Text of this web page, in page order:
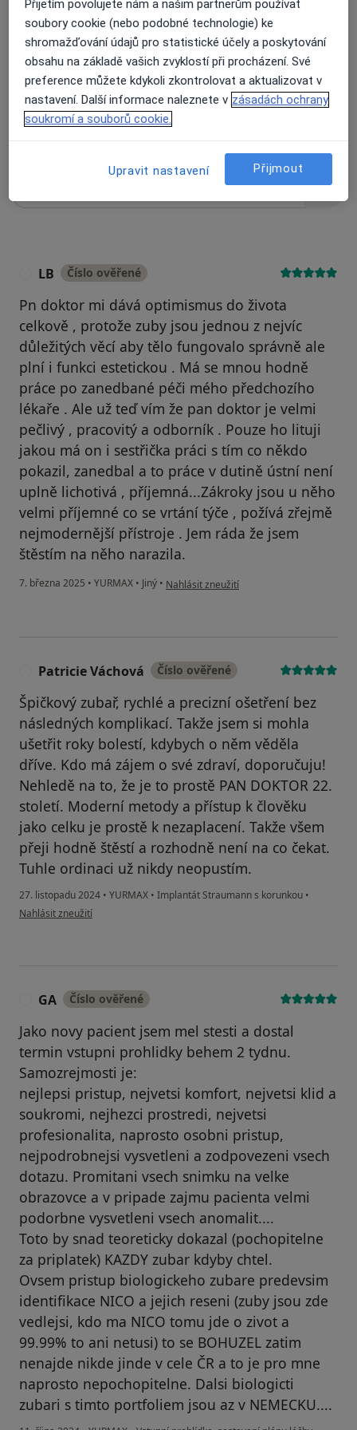
Recenze pacientů jsou pro nás důležité.
Specialisté nemají možnost zaplatit za
odstranění nebo změnu recenze pacienta.
Další informace. Další informace o názorech
Hledejte v názorech
LB Číslo ověřené
Pn doktor mi dává optimismus do života
celkově , protože zuby jsou jednou z nejvíc
důležitých věcí aby tělo fungovalo správně ale
plní i funkci estetickou . Má se mnou hodně
práce po zanedbané péči mého předchozího
lékaře . Ale už teď vím že pan doktor je velmi
pečlivý , pracovitý a odborník . Pouze ho lituji
jakou má on i sestřička práci s tím co někdo
pokazil, zanedbal a to práce v dutině ústní není
uplně lichotivá , příjemná...Zákroky jsou u něho
velmi příjemné co se vrtání týče , požívá zřejmě
nejmodernější přístroje . Jem ráda že jsem
štěstím na něho narazila.
7. března 2025 • YURMAX • Jiný • podle názoru uživatele LB
Nahlásit zneužití
Patricie Váchová Číslo ověřené
Špičkový zubař, rychlé a precizní ošetření bez
následných komplikací. Takže jsem si mohla
ušetřit roky bolestí, kdybych o něm věděla
dříve. Kdo má zájem o své zdraví, doporučuju!
Nehledě na to, že je to prostě PAN DOKTOR 22.
století. Moderní metody a přístup k člověku
jako celku je prostě k nezaplacení. Takže všem
přeji hodně štěstí a rozhodně není na co čekat.
Tuhle ordinaci už nikdy neopustím.
27. listopadu 2024 • YURMAX • Implantát Straumann s korunkou •
podle názoru uživatele Patricie Váchová
Nahlásit zneužití
GA Číslo ověřené
Jako novy pacient jsem mel stesti a dostal
termin vstupni prohlidky behem 2 tydnu.
Samozrejmosti je:
nejlepsi pristup, nejvetsi komfort, nejvetsi klid a
soukromi, nejhezci prostredi, nejvetsi
profesionalita, naprosto osobni pristup,
nejpodrobnejsi vysvetleni a zodpovezeni vsech
dotazu. Promitani vsech snimku na velke
obrazovce a v pripade zajmu pacienta velmi
podorbne vysvetleni vsech anomalit....
Toto by snad teoreticky dokazal (pochopitelne
za priplatek) KAZDY zubar kdyby chtel.
Ovsem pristup biologickeho zubare predevsim
identifikace NICO a jejich reseni (zuby jsou zde
vedlejsi, kdo ma NICO tomu jde o zivot a
99.99% to ani netusi) to se BOHUZEL zatim
nenajde nikde jinde v cele ČR a to je pro mne
naprosto nepochopitelne. Dalsi biologicti
zubari s timto portfoliem jsou az v NEMECKU....
Přijetím povolujete nám a našim partnerům používat
soubory cookie (nebo podobné technologie) ke
shromažďování údajů pro statistické účely a poskytování
obsahu na základě vašich zvyklostí při procházení. Své
preference můžete kdykoli zkontrolovat a aktualizovat v
nastavení. Další informace naleznete v zásadách ochrany
soukromí a souborů cookie.
Upravit nastavení Přijmout